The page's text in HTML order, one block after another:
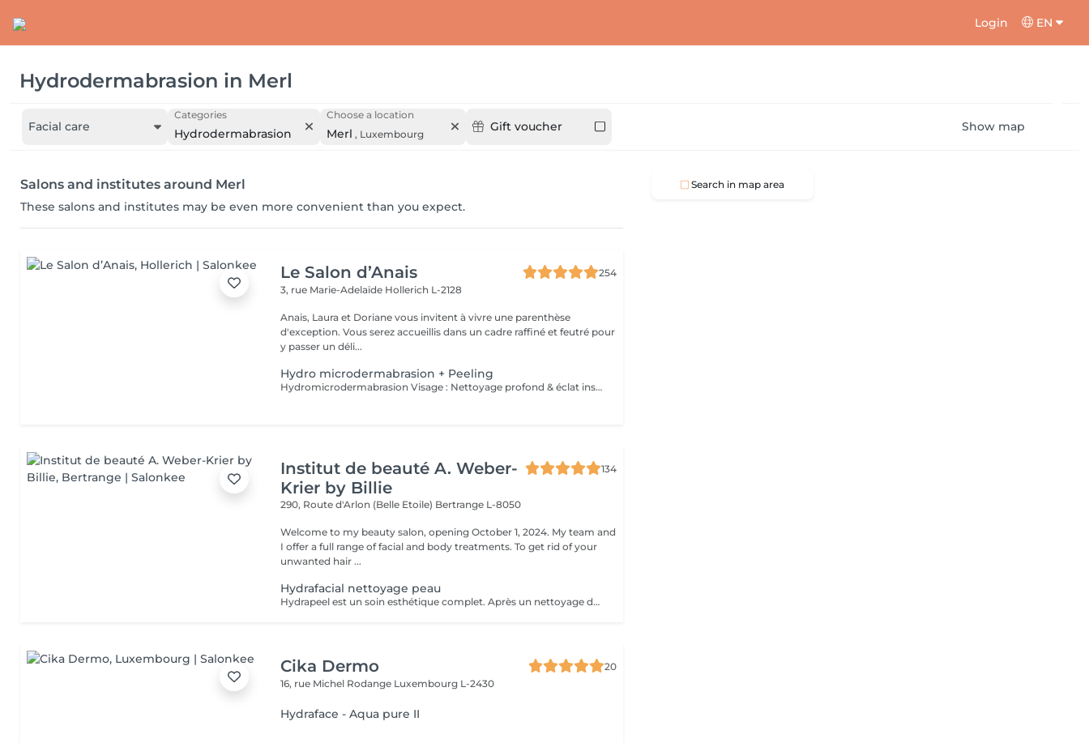
Login EN
Hydrodermabrasion in Merl
Facial care
Categories
Hydrodermabrasion
Choose a location
Merl , Luxembourg
Gift voucher Show map
Salons and institutes around Merl
These salons and institutes may be even more convenient than you expect.
Le Salon d’Anais
254
3, rue Marie-Adelaïde Hollerich L-2128
Anais, Laura et Doriane vous invitent à vivre une parenthèse
d'exception. Vous serez accueillis dans un cadre raffiné et feutré pour
y passer un déli...
Hydro microdermabrasion + Peeling
Hydromicrodermabrasion Visage : Nettoyage profond & éclat instantané L'hydromicrodermabrasion est un soin visage complet et non invasif qui combine une exfoliation douce à l'aide d'un embout à microdermabrasion avec l'infusion de sérums actifs. Ce traitement agit en profondeur pour nettoyer, hydrater et revitaliser la peau en une seule séance. Contre-indications - Femmes enceintes ou allaitement - Pas d'exposition solaire 48h avant et après soin - Traitements lourds : chimio (attendre 1 an) et antibiotiques ou Roaccutane (attendre 6 mois) - Allergie aux acides de fruits, fruits à coques ou aspirine - Dermabrasions médicales - injection de botox ou acide hyaluronique (attendre 1 mois) - Prise d'anticoagulant, anti-inflammatoire sur le long terme - Maladie auto-immune - Cicatrices chéloïdes
Institut de beauté A. Weber-
Krier by Billie
134
290, Route d'Arlon (Belle Etoile) Bertrange L-8050
Welcome to my beauty salon, opening October 1, 2024. My team and
I offer a full range of facial and body treatments. To get rid of your
unwanted hair ...
Hydrafacial nettoyage peau
Hydrapeel est un soin esthétique complet. Après un nettoyage de la peau en profondeur grâce au système de Vortex-Fusion. Des résultats immédiats dès la première séance. Les rides et ridules sont lissées, la peau est parfaitement nettoyée, plus douce, lumineuse et redynamisée. *Stimule la désquamation des cellules mortes. *Elimine des comédons, extraction des impuretés *Hydrate -Sature la surface de la peau avec des actifs hydratants et nourrissants intenses. *Cible-Un grand nombre d'options de soins pour répondre aux besoins spécifiques de la peau : Élasticité et fermeté, teint unifié et vitalité, réjuvénation, peaux grasses et congestionnées. Les produits cosmétiques, les sérums booster et les protocoles spécifiques de la gamme Belensa permettent de personnaliser les soins Hydrapeel PRO pour traiter les différentes conditions cutanées. *Ultrasons Augmentent l'absorption des actifs cosmétiques et favorisent la microcirculation, pour atténuer les rides et les ridules. EMS bipolaire Tonifie la peau en stimulant les muscles sous- jacents Spray de solution oxygénée Pour améliorer l'hydratation et la vitalité de la peau. *Marteau froid -Resserrement des pores et vasoconstriction pour éliminer les rougeurs et estomper les cernes. *Spatule vibrante
Cika Dermo
20
16, rue Michel Rodange Luxembourg L-2430
Hydraface - Aqua pure II
Search in map area